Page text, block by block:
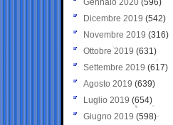
Gennaio 2020 (596)
Dicembre 2019 (542)
Novembre 2019 (316)
Ottobre 2019 (631)
Settembre 2019 (617)
Agosto 2019 (639)
Luglio 2019 (654)
Giugno 2019 (598)